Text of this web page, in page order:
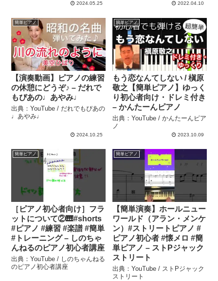
2024.05.25 2022.04.10
簡単ピアノ
【演奏動画】ピアノの練習
の休憩にどうぞ♪ – だれで
もぴあの♩あやみ♩
出典：YouTube / だれでもぴあの
♩あやみ♩
2024.10.25
簡単ピアノ
もう恋なんてしない / 槇原
敬之【簡単ピアノ】ゆっく
り初心者向け・ドレミ付き
– かんたーんピアノ
出典：YouTube / かんたーんピア
ノ
2023.10.09
簡単ピアノ
［ピアノ初心者向け］フラ
ットについて②🎹#shorts
#ピアノ #練習 #楽譜 #簡単
#トレーニング – しのちゃ
んねるのピアノ初心者講座
出典：YouTube / しのちゃんねる
のピアノ初心者講座
簡単ピアノ
【簡単演奏】ホールニュー
ワールド（アラン・メンケ
ン）#ストリートピアノ #
ピアノ初心者 #懐メロ #簡
単ピアノ – ストPジャック
ストリート
出典：YouTube / ストPジャック
ストリート